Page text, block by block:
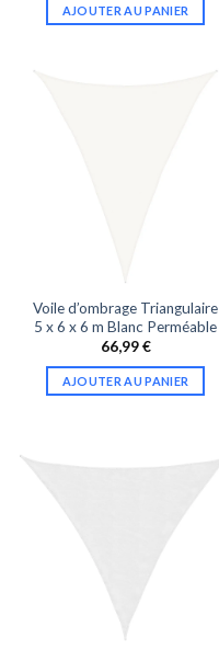
AJOUTER AU PANIER
Voile d’ombrage Triangulaire
5 x 6 x 6 m Blanc Perméable
66,99€
AJOUTER AU PANIER